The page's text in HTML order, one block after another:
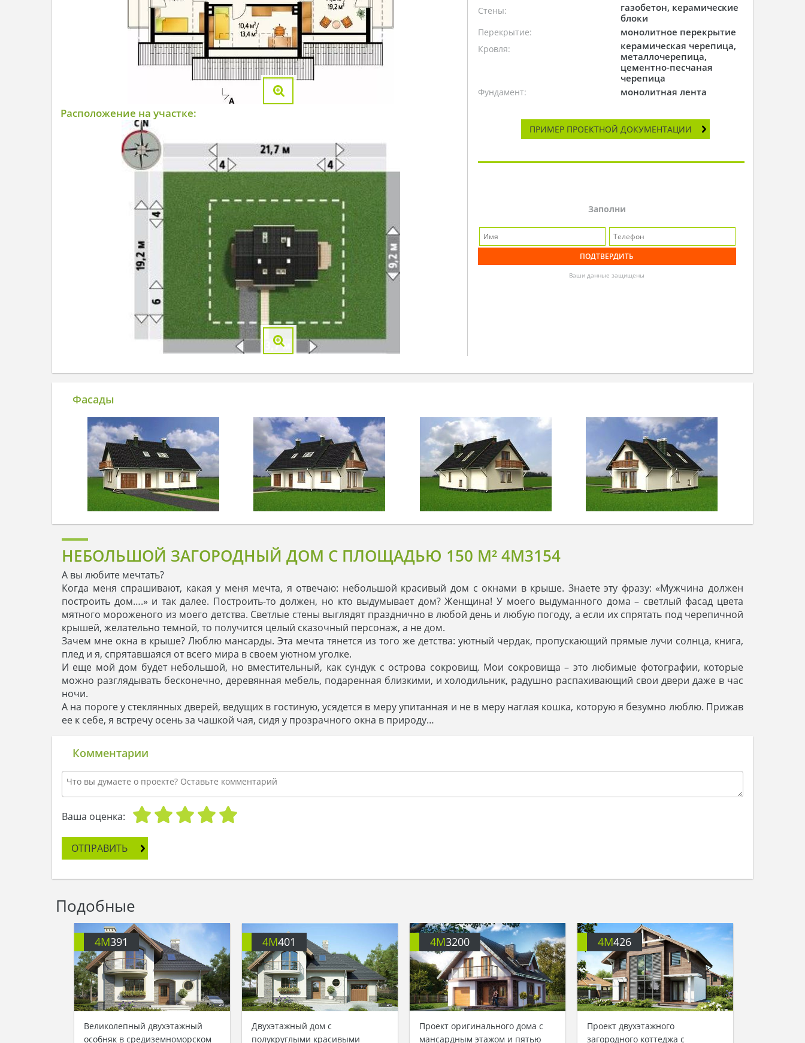
Расположение на участке:
Стены:
газобетон, керамические
блоки
Перекрытие: монолитное перекрытие
Кровля:
керамическая черепица,
металлочерепица,
цементно-песчаная
черепица
Фундамент: монолитная лента
ПРИМЕР ПРОЕКТНОЙ ДОКУМЕНТАЦИИ
Заполни
Ваши данные защищены
Фасады
НЕБОЛЬШОЙ ЗАГОРОДНЫЙ ДОМ С ПЛОЩАДЬЮ 150 M² 4M3154
А вы любите мечтать?
Когда меня спрашивают, какая у меня мечта, я отвечаю: небольшой красивый дом с окнами в крыше. Знаете эту фразу: «Мужчина должен
построить дом….» и так далее. Построить-то должен, но кто выдумывает дом? Женщина! У моего выдуманного дома – светлый фасад цвета
мятного мороженого из моего детства. Светлые стены выглядят празднично в любой день и любую погоду, а если их спрятать под черепичной
крышей, желательно темной, то получится целый сказочный персонаж, а не дом.
Зачем мне окна в крыше? Люблю мансарды. Эта мечта тянется из того же детства: уютный чердак, пропускающий прямые лучи солнца, книга,
плед и я, спрятавшаяся от всего мира в своем уютном уголке.
И еще мой дом будет небольшой, но вместительный, как сундук с острова сокровищ. Мои сокровища – это любимые фотографии, которые
можно разглядывать бесконечно, деревянная мебель, подаренная близкими, и холодильник, радушно распахивающий свои двери даже в час
ночи.
А на пороге у стеклянных дверей, ведущих в гостиную, усядется в меру упитанная и не в меру наглая кошка, которую я безумно люблю. Прижав
ее к себе, я встречу осень за чашкой чая, сидя у прозрачного окна в природу…
Комментарии
Ваша оценка:
ОТПРАВИТЬ
Подобные
4M391
Великолепный двухэтажный
особняк в средиземноморском
4M401
Двухэтажный дом с
полукруглыми красивыми
4M3200
Проект оригинального дома с
мансардным этажом и пятью
4M426
Проект двухэтажного
загородного коттеджа с